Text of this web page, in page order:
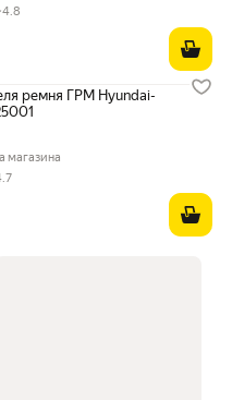
4.8
ремня ГРМ Hyundai-
Пэй 1817 ₽ вместо
магазина